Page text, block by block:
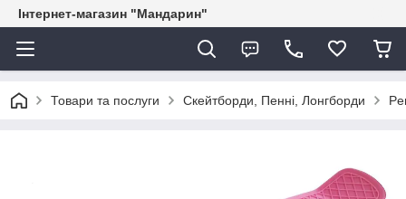
Інтернет-магазин "Мандарин"
Товари та послуги Скейтборди, Пенні, Лонгборди